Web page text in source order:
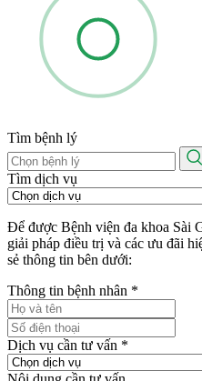
Tìm bệnh lý
Tìm dịch vụ
Để được Bệnh viện đa khoa Sài
giải pháp điều trị và các ưu đãi
sẻ thông tin bên dưới:
Thông tin bệnh nhân *
Dịch vụ cần tư vấn *